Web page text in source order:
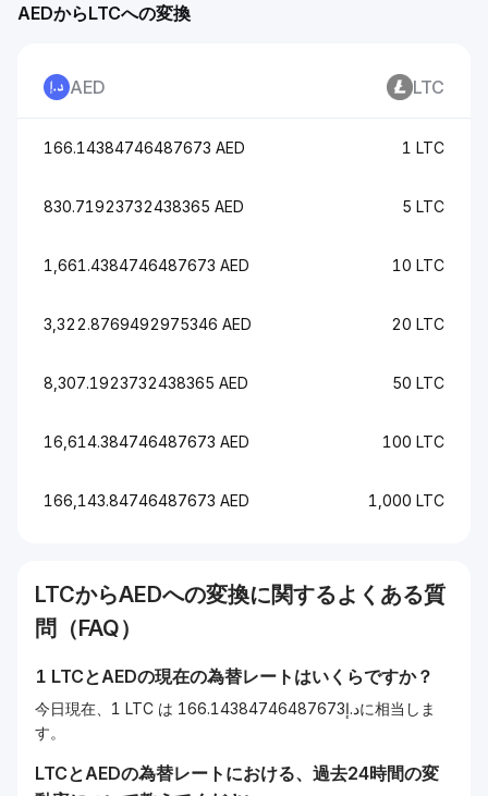
AEDからLTCへの変換
AED LTC
166.14384746487673 AED 1 LTC
830.71923732438365 AED 5 LTC
1,661.4384746487673 AED 10 LTC
3,322.8769492975346 AED 20 LTC
8,307.1923732438365 AED 50 LTC
16,614.384746487673 AED 100 LTC
166,143.84746487673 AED 1,000 LTC
LTCからAEDへの変換に関するよくある質
問（FAQ）
1 LTCとAEDの現在の為替レートはいくらですか？
今日現在、1 LTC は د.إ166.14384746487673に相当しま
す。
LTCとAEDの為替レートにおける、過去24時間の変